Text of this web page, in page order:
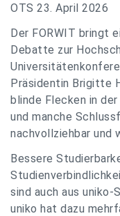
OTS 23. April 2026
Der FORWIT bringt
Debatte zur
Präsidentin Brigitte
blinde Flecken in
und manche
nachvollziehbar und
Bessere
sind auch aus uniko-
uniko hat dazu